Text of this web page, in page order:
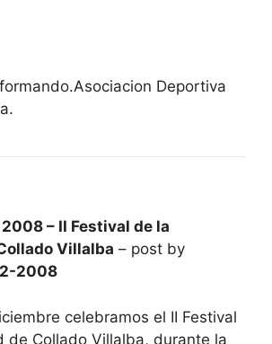
Deportiva
– II Festival de la
Villalba – post by
2008
celebramos el II Festival
de Collado Villalba, durante la